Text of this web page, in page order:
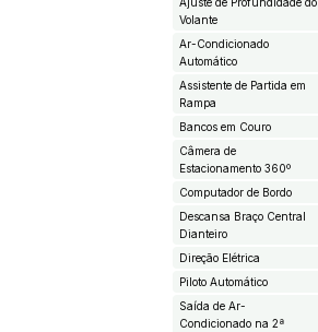
Volante
Ar-Condicionado
Automático
Assistente de Partida em
Rampa
Bancos em Couro
Câmera de
Estacionamento 360º
Computador de Bordo
Descansa Braço Central
Dianteiro
Direção Elétrica
Piloto Automático
Saída de Ar-
Condicionado na 2ª